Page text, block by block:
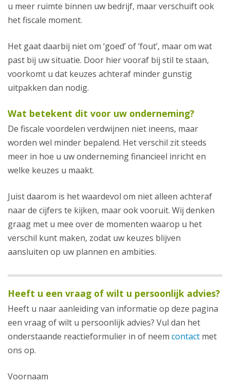
u meer ruimte binnen uw bedrijf, maar verschuift ook
het fiscale moment.
Het gaat daarbij niet om ‘goed’ of ‘fout’, maar om wat
past bij uw situatie. Door hier vooraf bij stil te staan,
voorkomt u dat keuzes achteraf minder gunstig
uitpakken dan nodig.
Wat betekent dit voor uw onderneming?
De fiscale voordelen verdwijnen niet ineens, maar
worden wel minder bepalend. Het verschil zit steeds
meer in hoe u uw onderneming financieel inricht en
welke keuzes u maakt.
Juist daarom is het waardevol om niet alleen achteraf
naar de cijfers te kijken, maar ook vooruit. Wij denken
graag met u mee over de momenten waarop u het
verschil kunt maken, zodat uw keuzes blijven
aansluiten op uw plannen en ambities.
Heeft u een vraag of wilt u persoonlijk advies?
Heeft u naar aanleiding van informatie op deze pagina
een vraag of wilt u persoonlijk advies? Vul dan het
onderstaande reactieformulier in of neem contact met
ons op.
Voornaam